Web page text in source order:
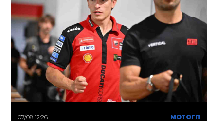
07/08 12:26 МОТОГП